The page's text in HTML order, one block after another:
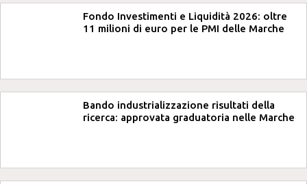
Fondo Investimenti e Liquidità 2026: oltre
11 milioni di euro per le PMI delle Marche
Bando industrializzazione risultati della
ricerca: approvata graduatoria nelle Marche